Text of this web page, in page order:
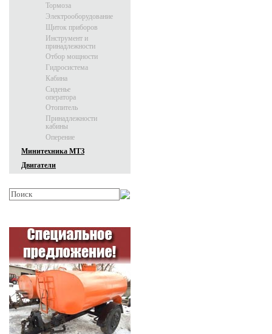
Тормоза
Электрооборудование
Щиток приборов
Инструмент и
принадлежности
Отбор мощности
Гидросистема
Кабина
Сиденье
оператора
Отопитель
Принадлежности
кабины
Оперение
Минитехника МТЗ
Двигатели